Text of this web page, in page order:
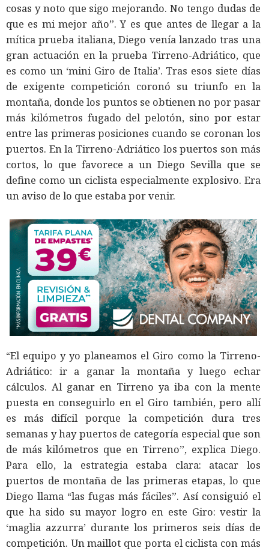
cosas y noto que sigo mejorando. No tengo dudas de
que es mi mejor año”. Y es que antes de llegar a la
mítica prueba italiana, Diego venía lanzado tras una
gran actuación en la prueba Tirreno-Adriático, que
es como un ‘mini Giro de Italia’. Tras esos siete días
de exigente competición coronó su triunfo en la
montaña, donde los puntos se obtienen no por pasar
más kilómetros fugado del pelotón, sino por estar
entre las primeras posiciones cuando se coronan los
puertos. En la Tirreno-Adriático los puertos son más
cortos, lo que favorece a un Diego Sevilla que se
define como un ciclista especialmente explosivo. Era
un aviso de lo que estaba por venir.
“El equipo y yo planeamos el Giro como la Tirreno-
Adriático: ir a ganar la montaña y luego echar
cálculos. Al ganar en Tirreno ya iba con la mente
puesta en conseguirlo en el Giro también, pero allí
es más difícil porque la competición dura tres
semanas y hay puertos de categoría especial que son
de más kilómetros que en Tirreno”, explica Diego.
Para ello, la estrategia estaba clara: atacar los
puertos de montaña de las primeras etapas, lo que
Diego llama “las fugas más fáciles”. Así consiguió el
que ha sido su mayor logro en este Giro: vestir la
‘maglia azzurra’ durante los primeros seis días de
competición. Un maillot que porta el ciclista con más